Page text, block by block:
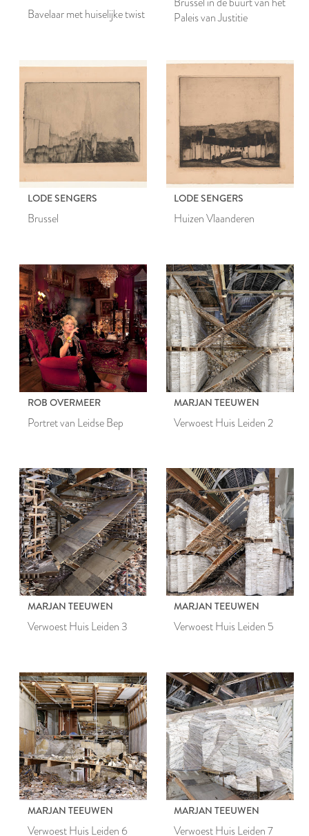
Bavelaar met huiselijke twist
Paleis van Justitie
LODE SENGERS
Brussel
LODE SENGERS
Huizen Vlaanderen
ROB OVERMEER
Portret van Leidse Bep
MARJAN TEEUWEN
Verwoest Huis Leiden 2
MARJAN TEEUWEN
Verwoest Huis Leiden 3
MARJAN TEEUWEN
Verwoest Huis Leiden 5
MARJAN TEEUWEN
Verwoest Huis Leiden 6
MARJAN TEEUWEN
Verwoest Huis Leiden 7